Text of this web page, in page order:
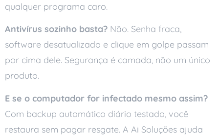
qualquer programa caro.
Antivírus sozinho basta? Não. Senha fraca,
software desatualizado e clique em golpe passam
por cima dele. Segurança é camada, não um único
produto.
E se o computador for infectado mesmo assim?
Com backup automático diário testado, você
restaura sem pagar resgate. A Ai Soluções ajuda